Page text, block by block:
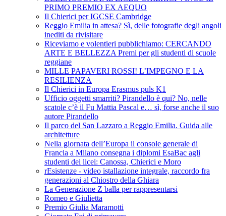
PRIMO PREMIO EX AEQUO
Il Chierici per IGCSE Cambridge
Reggio Emilia in attesa? Sì, delle fotografie degli angoli
inediti da rivisitare
Riceviamo e volentieri pubblichiamo: CERCANDO
ARTE E BELLEZZA Premi per gli studenti di scuole
reggiane
MILLE PAPAVERI ROSSI! L’IMPEGNO E LA
RESILIENZA
Il Chierici in Europa Erasmus puls K1
Ufficio oggetti smarriti? Pirandello è qui? No, nelle
scatole c’è il Fu Mattia Pascal e… sì, forse anche il suo
autore Pirandello
Il parco del San Lazzaro a Reggio Emilia. Guida alle
architetture
Nella giornata dell’Europa il console generale di
Francia a Milano consegna i diplomi EsaBac agli
studenti dei licei: Canossa, Chierici e Moro
rEsistenze - video istallazione integrale, raccordo fra
generazioni al Chiostro della Ghiara
La Generazione Z balla per rappresentarsi
Romeo e Giulietta
Premio Giulia Maramotti